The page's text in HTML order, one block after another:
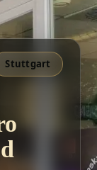
Stuttgart